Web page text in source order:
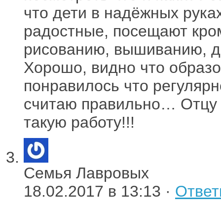
что дети в надёжных
радостные, посещают
рисованию, вышиванию,
Хорошо, видно что
понравилось что
считаю правильно…
такую работу!!!
Семья Лавровых
18.02.2017 в 13:13 ·